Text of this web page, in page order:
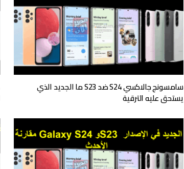
سامسونج جالاكسي S24 ضد S23 ما الجديد الذي
يستحق عليه الترقية